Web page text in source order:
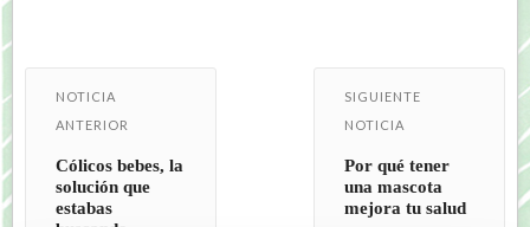
NOTICIA
ANTERIOR
Cólicos bebes, la
solución que
estabas
SIGUIENTE
NOTICIA
Por qué tener
una mascota
mejora tu salud